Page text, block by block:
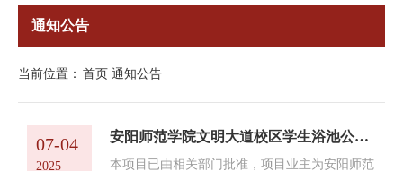
通知公告
当前位置： 首页 通知公告
07-04
2025
安阳师范学院文明大道校区学生浴池公开招聘服务商公告
本项目已由相关部门批准，项目业主为安阳师范